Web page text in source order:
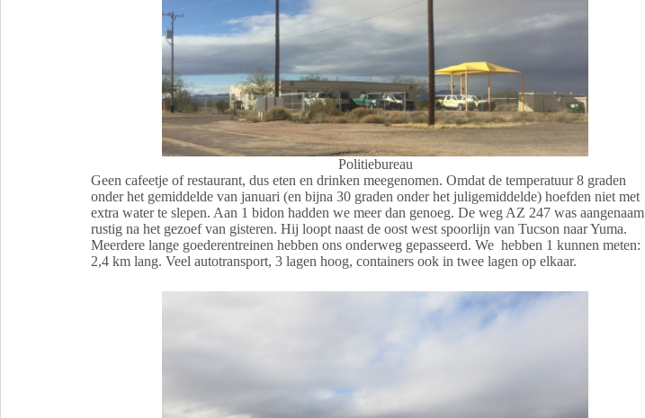
Politiebureau
Geen cafeetje of restaurant, dus eten en drinken meegenomen. Omdat de temperatuur 8 graden
onder het gemiddelde van januari (en bijna 30 graden onder het juligemiddelde) hoefden niet met
extra water te slepen. Aan 1 bidon hadden we meer dan genoeg. De weg AZ 247 was aangenaam
rustig na het gezoef van gisteren. Hij loopt naast de oost west spoorlijn van Tucson naar Yuma.
Meerdere lange goederentreinen hebben ons onderweg gepasseerd. We hebben 1 kunnen meten:
2,4 km lang. Veel autotransport, 3 lagen hoog, containers ook in twee lagen op elkaar.